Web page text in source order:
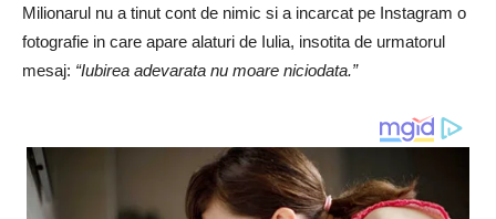
Milionarul nu a tinut cont de nimic si a incarcat pe Instagram o
fotografie in care apare alaturi de Iulia, insotita de urmatorul
mesaj: “Iubirea adevarata nu moare niciodata.”